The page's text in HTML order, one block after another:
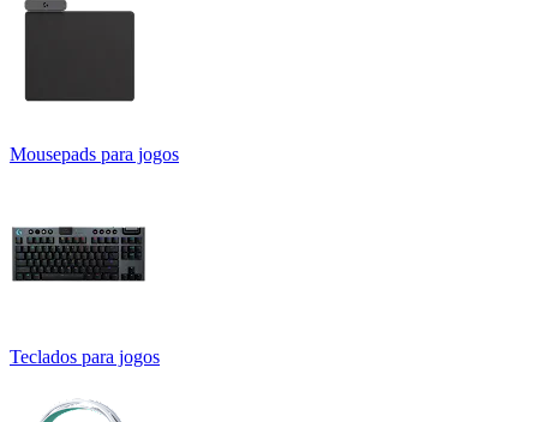
Mousepads para jogos
Teclados para jogos